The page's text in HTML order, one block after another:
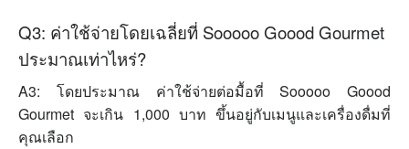
Q3: ค่าใช้จ่ายโดยเฉลี่ยที่ Sooooo Goood Gourmet
ประมาณเท่าไหร่?
A3: โดยประมาณ ค่าใช้จ่ายต่อมื้อที่ Sooooo Goood
Gourmet จะเกิน 1,000 บาท ขึ้นอยู่กับเมนูและเครื่องดื่มที่
คุณเลือก